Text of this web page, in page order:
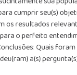
cumprir seu(s)
os resultados
o perfeito
Quais
a(s)